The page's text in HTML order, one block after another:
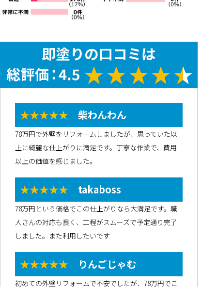
★★★★★ 柴わんわん
78万円で外壁をリフォームしましたが、思っていた以
上に綺麗な仕上がりに満足です。丁寧な作業で、費用
以上の価値を感じました。
★★★★★ takaboss
78万円という価格でこの仕上がりなら大満足です。職
人さんの対応も良く、工程がスムーズで予定通り完了
しました。また利用したいです
★★★★★ りんごじゃむ
初めての外壁リフォームで不安でしたが、78万円でこ